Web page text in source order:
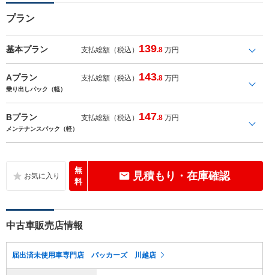
プラン
基本プラン 支払総額（税込） 139.8 万円
Aプラン 支払総額（税込） 143.8 万円
乗り出しパック（軽）
Bプラン 支払総額（税込） 147.8 万円
メンテナンスパック（軽）
無
料
見積もり・在庫確認
中古車販売店情報
届出済未使用車専門店 パッカーズ 川越店